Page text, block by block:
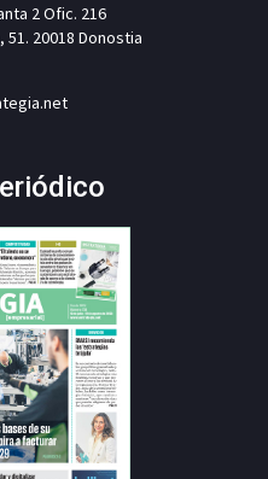
2 Ofic. 216
20018 Donostia